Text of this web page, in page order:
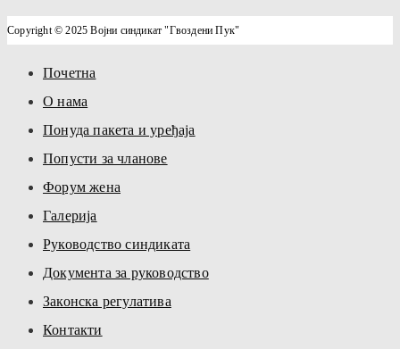
Copyright © 2025 Војни синдикат "Гвоздени Пук"
Почетна
О нама
Понуда пакета и уређаја
Попусти за чланове
Форум жена
Галерија
Руководство синдиката
Документа за руководство
Законска регулатива
Контакти